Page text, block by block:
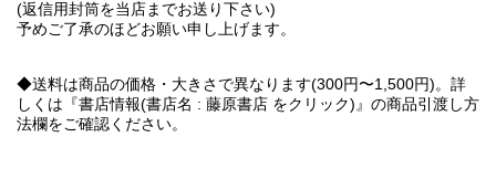
(返信用封筒を当店までお送り下さい)
予めご了承のほどお願い申し上げます。
◆送料は商品の価格・大きさで異なります(300円〜1,500円)。詳
しくは『書店情報(書店名 : 藤原書店 をクリック)』の商品引渡し方
法欄をご確認ください。